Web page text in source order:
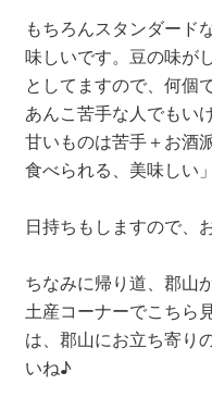
もちろんスタンダード
味しいです。豆の味が
としてますので、何個
あんこ苦手な人でもい
甘いものは苦手＋お酒
食べられる、美味しい
日持ちもしますので、
ちなみに帰り道、郡山
土産コーナーでこちら
は、郡山にお立ち寄り
いね♪